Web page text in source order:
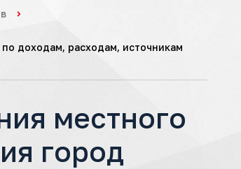
доходам, расходам, источникам
местного
город